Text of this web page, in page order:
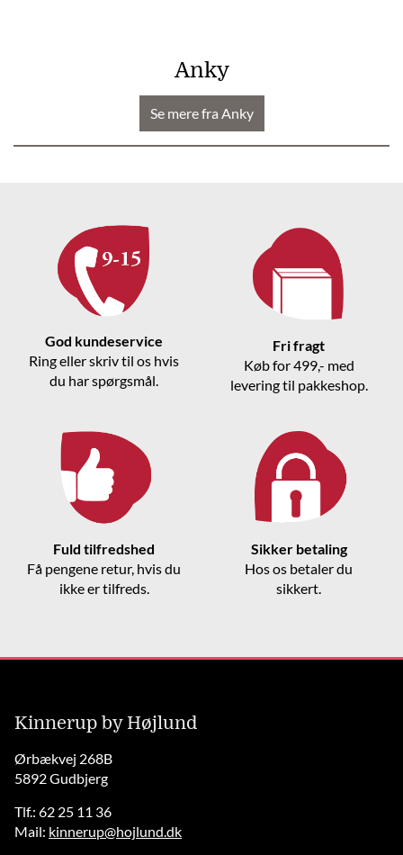
Anky
Se mere fra Anky
God kundeservice
Ring eller skriv til os hvis
du har spørgsmål.
Fri fragt
Køb for 499,- med
levering til pakkeshop.
Fuld tilfredshed
Få pengene retur, hvis du
ikke er tilfreds.
Sikker betaling
Hos os betaler du
sikkert.
Kinnerup by Højlund
Ørbækvej 268B
5892 Gudbjerg
Tlf.: 62 25 11 36
Mail: kinnerup@hojlund.dk